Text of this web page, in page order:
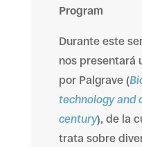
Program
Durante este
nos presentará
por Palgrave (
technology and
century), de la
trata sobre